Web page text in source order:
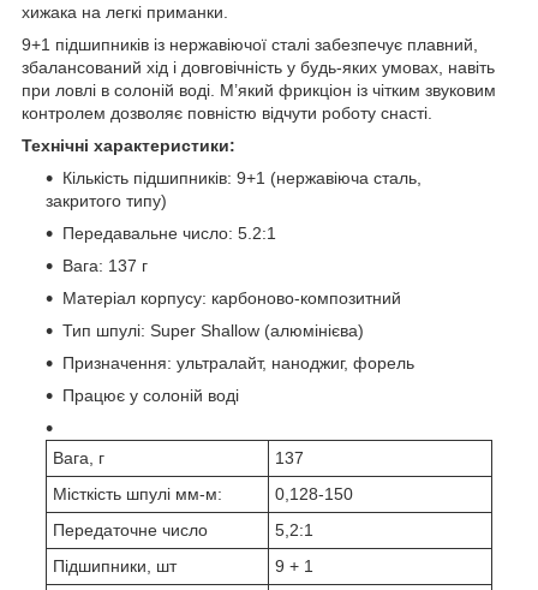
хижака на легкі приманки.
9+1 підшипників із нержавіючої сталі забезпечує плавний,
збалансований хід і довговічність у будь-яких умовах, навіть
при ловлі в солоній воді. М’який фрикціон із чітким звуковим
контролем дозволяє повністю відчути роботу снасті.
Технічні характеристики:
Кількість підшипників: 9+1 (нержавіюча сталь,
закритого типу)
Передавальне число: 5.2:1
Вага: 137 г
Матеріал корпусу: карбоново-композитний
Тип шпулі: Super Shallow (алюмінієва)
Призначення: ультралайт, наноджиг, форель
Працює у солоній воді
Вага, г
137
Місткість шпулі мм-м:
0,128-150
Передаточне число
5,2:1
Підшипники, шт
9 + 1